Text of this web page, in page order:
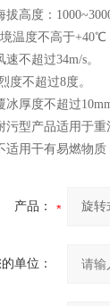
高度：
度不高于+40℃
不超过34m/s。
不超过8度。
厚度不超过10mm
型产品适用于重
用干有易燃物质
产品：
单位：